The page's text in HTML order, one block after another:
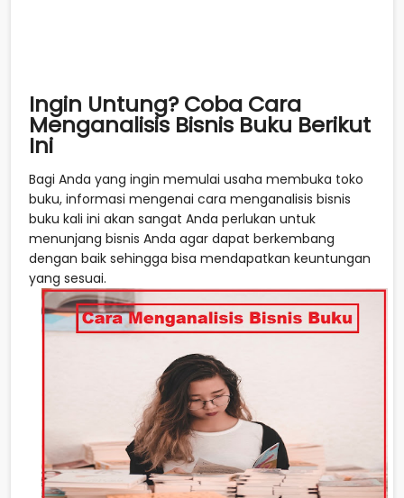
Ingin Untung? Coba Cara
Menganalisis Bisnis Buku Berikut
Ini
Bagi Anda yang ingin memulai usaha membuka toko
buku, informasi mengenai cara menganalisis bisnis
buku kali ini akan sangat Anda perlukan untuk
menunjang bisnis Anda agar dapat berkembang
dengan baik sehingga bisa mendapatkan keuntungan
yang sesuai.